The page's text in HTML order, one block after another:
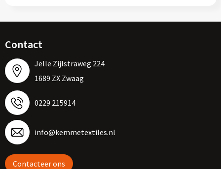
Contact
Jelle Zijlstraweg 224
1689 ZX Zwaag
0229 215914
info@kemmetextiles.nl
Contacteer ons